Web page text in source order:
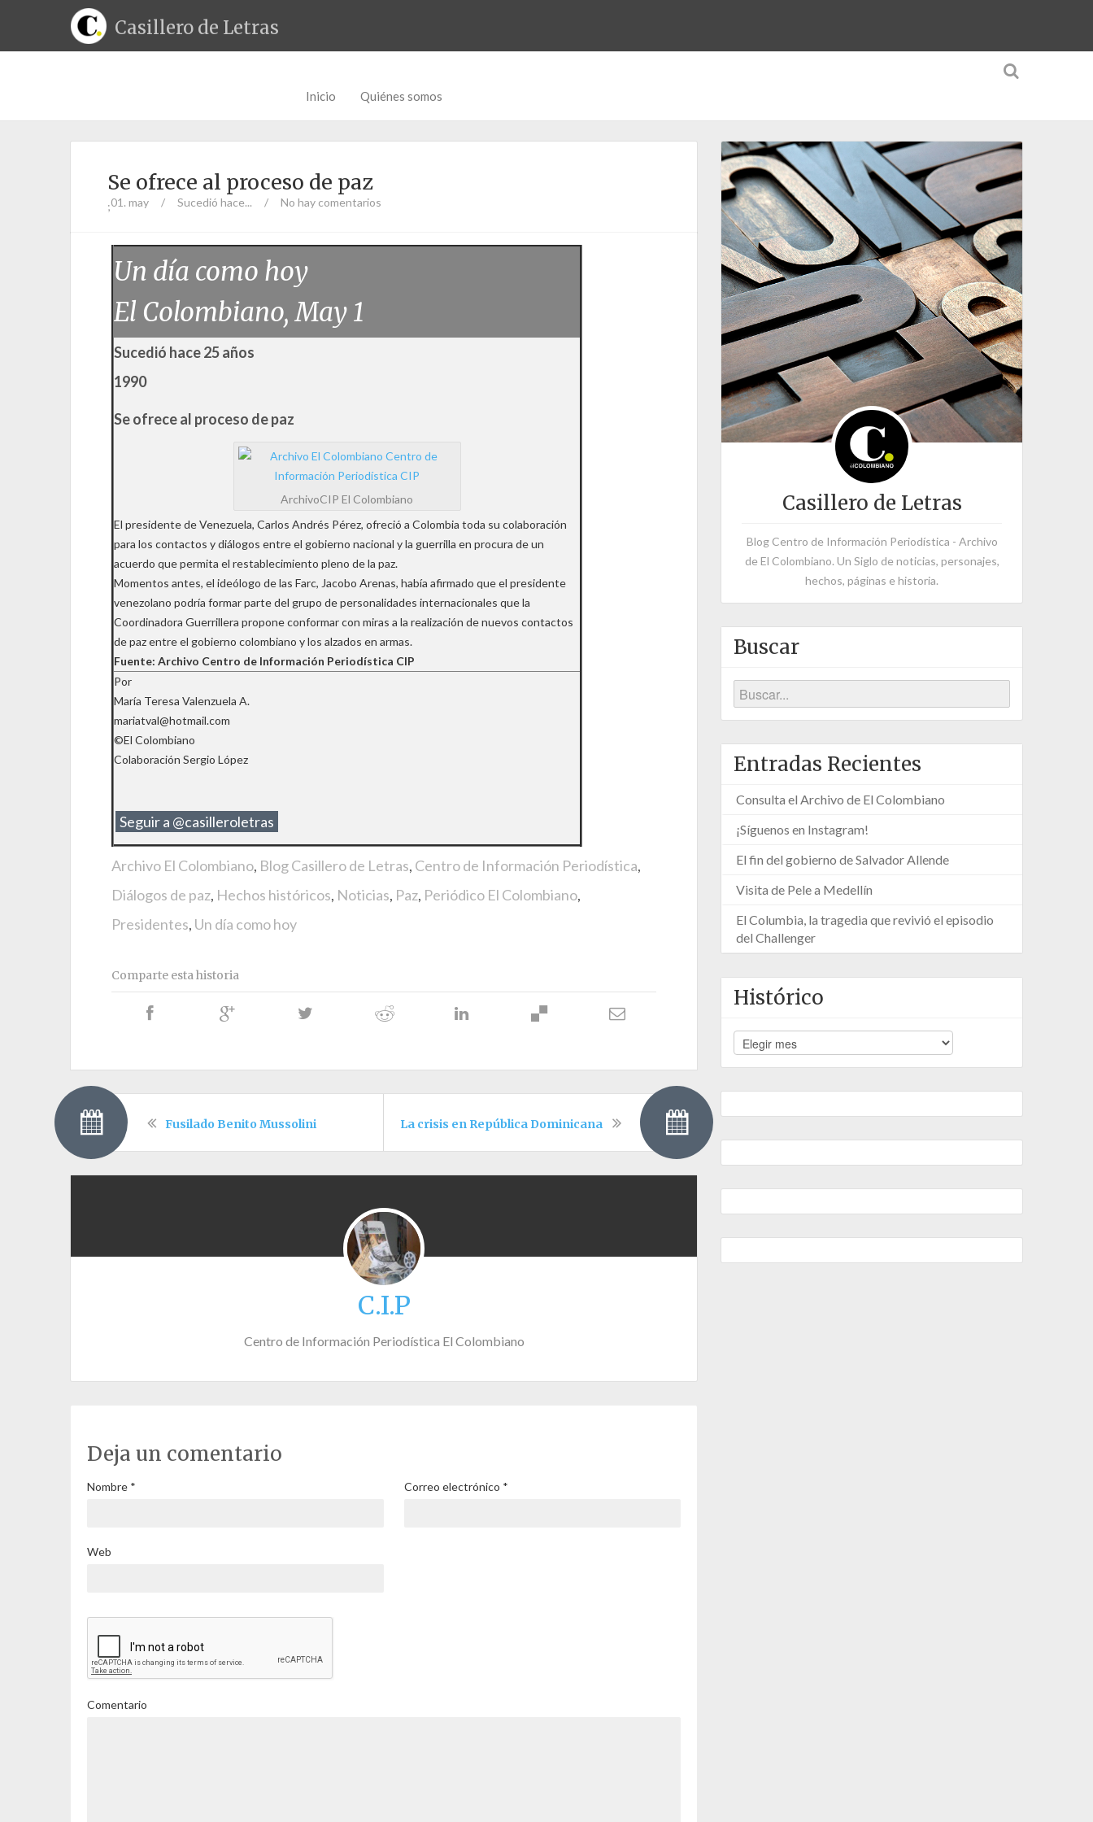
Casillero de Letras
Inicio Quiénes somos
Se ofrece al proceso de paz
;01. may / Sucedió hace... / No hay comentarios
Un día como hoy
El Colombiano, May 1
Sucedió hace 25 años
1990
Se ofrece al proceso de paz
ArchivoCIP El Colombiano
El presidente de Venezuela, Carlos Andrés Pérez, ofreció a Colombia toda su colaboración
para los contactos y diálogos entre el gobierno nacional y la guerrilla en procura de un
acuerdo que permita el restablecimiento pleno de la paz.
Momentos antes, el ideólogo de las Farc, Jacobo Arenas, había afirmado que el presidente
venezolano podría formar parte del grupo de personalidades internacionales que la
Coordinadora Guerrillera propone conformar con miras a la realización de nuevos contactos
de paz entre el gobierno colombiano y los alzados en armas.
Fuente: Archivo Centro de Información Periodística CIP
Por
María Teresa Valenzuela A.
mariatval@hotmail.com
©El Colombiano
Colaboración Sergio López
Seguir a @casilleroletras
Archivo El Colombiano, Blog Casillero de Letras, Centro de Información Periodística,
Diálogos de paz, Hechos históricos, Noticias, Paz, Periódico El Colombiano,
Presidentes, Un día como hoy
Comparte esta historia
Fusilado Benito Mussolini La crisis en República Dominicana
C.I.P
Centro de Información Periodística El Colombiano
Deja un comentario
Nombre * Correo electrónico *
Web
Comentario
Casillero de Letras
Blog Centro de Información Periodística - Archivo
de El Colombiano. Un Siglo de noticias, personajes,
hechos, páginas e historia.
Buscar
Entradas Recientes
Consulta el Archivo de El Colombiano
¡Síguenos en Instagram!
El fin del gobierno de Salvador Allende
Visita de Pele a Medellín
El Columbia, la tragedia que revivió el episodio
del Challenger
Histórico